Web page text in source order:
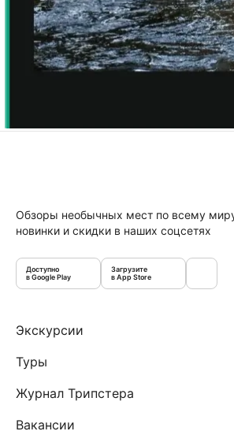
Обзоры необычных мест по всему
новинки и скидки в наших соцсетях
Доступно
в Google Play
Загрузите
в App Store
Экскурсии
Туры
Журнал Трипстера
Вакансии